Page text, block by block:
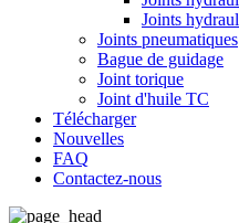
Joints
Joints pneumatiques
Bague de guidage
Joint torique
Joint d'huile TC
Télécharger
Nouvelles
FAQ
Contactez-nous